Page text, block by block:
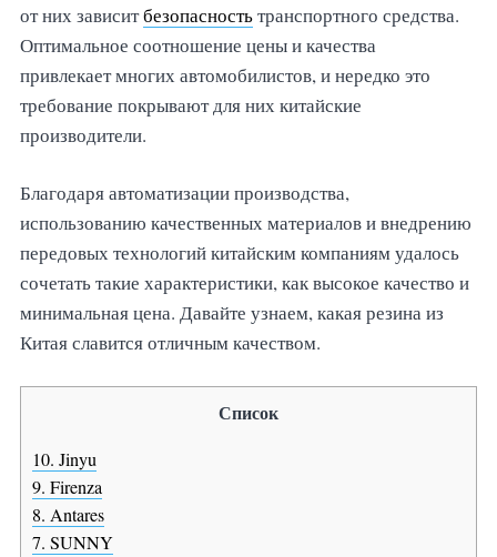
от них зависитбезопасностьтранспортного средства.
Оптимальное соотношение цены и качества
привлекает многих автомобилистов, и нередко это
требование покрывают для них китайские
производители.
Благодаря автоматизации производства,
использованию качественных материалов и внедрению
передовых технологий китайским компаниям удалось
сочетать такие характеристики, как высокое качество и
минимальная цена. Давайте узнаем, какая резина из
Китая славится отличным качеством.
Список
10. Jinyu
9. Firenza
8. Antares
7. SUNNY